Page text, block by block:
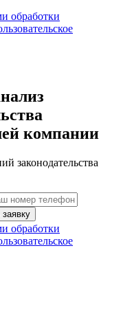
обработки
компании
законодательства
обработки